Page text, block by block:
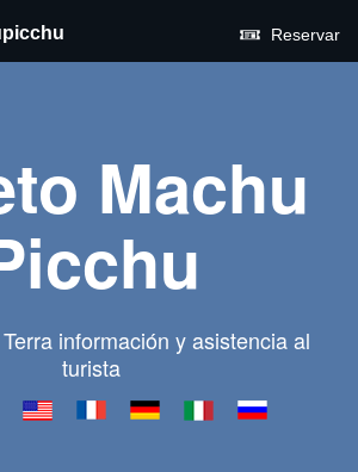
Reservar
Machu
información y asistencia al
turista